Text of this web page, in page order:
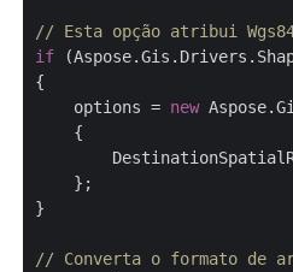
// Esta opção atribui
if
{
    options =
new
    {
    };
}
// Converta o formato de